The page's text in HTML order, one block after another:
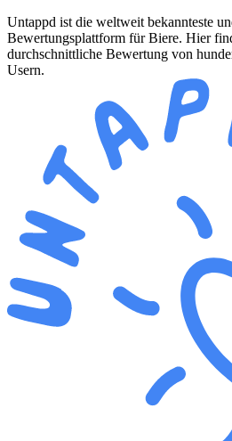
Untappd ist die weltweit bekannteste
Bewertungsplattform für Biere. Hier
durchschnittliche Bewertung von
Usern.